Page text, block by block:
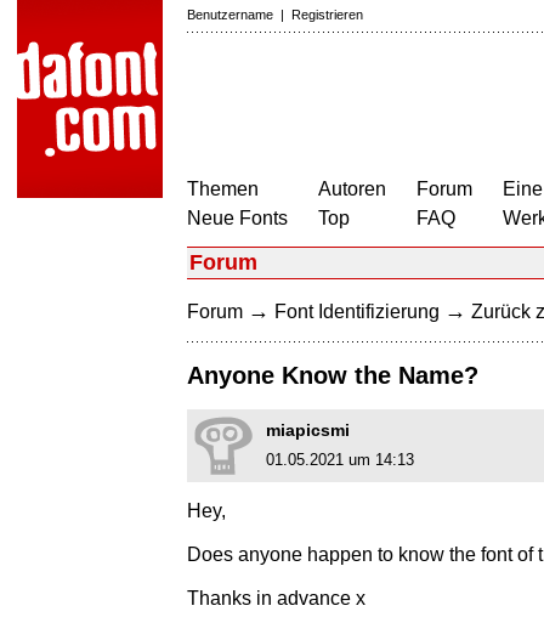
Benutzername | Registrieren
Themen
Neue Fonts
Autoren
Top
Forum
FAQ
Forum
Forum → Font Identifizierung → Zurück
Anyone Know the Name?
miapicsmi
01.05.2021 um 14:13
Hey,
Does anyone happen to know the font of
Thanks in advance x